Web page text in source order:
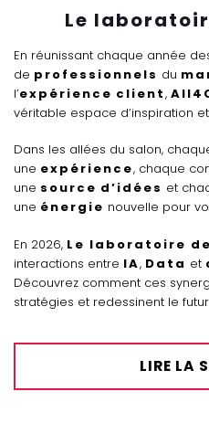
Le
En réunissant chaque année
de professionnels du
l’expérience client,
véritable espace d’inspiration
Dans les allées du salon,
une expérience, chaque
une source d’idées et
une énergie nouvelle pour
En 2026, Le laboratoire
interactions entre IA, Data et
Découvrez comment ces
stratégies et redessinent le
LIRE LA